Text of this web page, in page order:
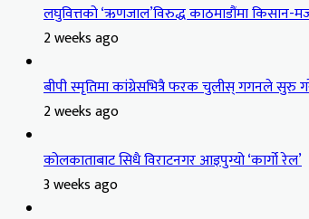
लघुवित्तको ‘ऋणजाल’विरुद्ध काठमाडौंमा किसान-
2 weeks ago
बीपी स्मृतिमा कांग्रेसभित्रै फरक चुलीस् गगनले सुरु
2 weeks ago
कोलकाताबाट सिधै विराटनगर आइपुग्यो ‘कार्गो रेल’
3 weeks ago